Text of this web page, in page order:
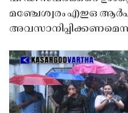
മഞ്ചേശ്വരം എഇഒ